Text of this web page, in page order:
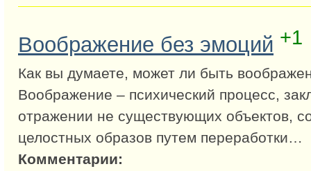
Воображение без эмоций +1
Как вы думаете, может ли быть
Воображение – психический процесс,
отражении не существующих объектов,
целостных образов путем переработки…
Комментарии: